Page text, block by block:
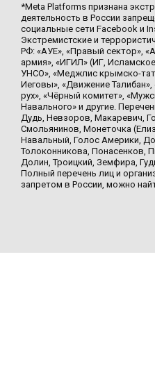
*Meta Platforms признана
деятельность в России
социальные сети Facebook и
Экстремистские и
РФ: «АУЕ», «Правый сектор»,
армия», «ИГИЛ» (ИГ,
УНСО», «Меджлис крымско-
Иеговы», «Движение
рух», «Чёрный комитет»,
Навального» и другие.
Дудь, Невзоров, Макаревич,
Смольянинов, Монеточка
Навальный, Голос Америки,
Толоконникова, Понасенков,
Долин, Троицкий, Земфира,
Полный перечень лиц и
запретом в России, можно